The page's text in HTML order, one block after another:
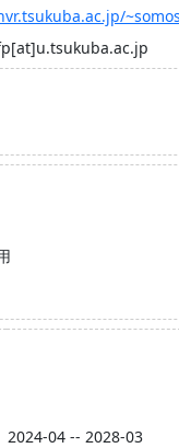
2024-04 -- 2028-03